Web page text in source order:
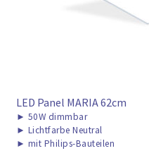
LED Panel MARIA 62cm
► 50W dimmbar
► Lichtfarbe Neutral
► mit Philips-Bauteilen